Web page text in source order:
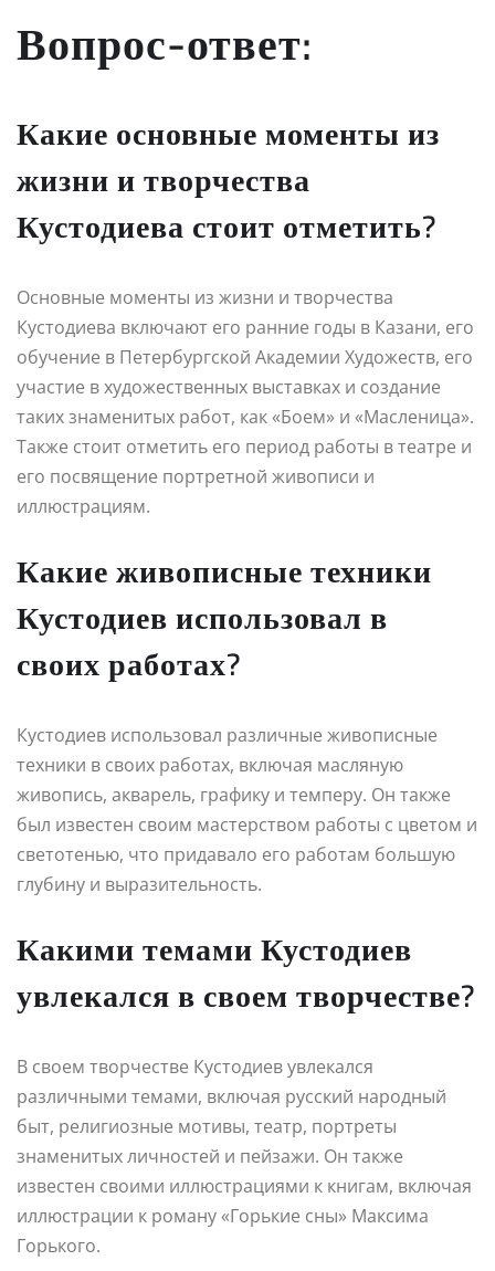
Вопрос-ответ:
Какие основные моменты из
жизни и творчества
Кустодиева стоит отметить?
Основные моменты из жизни и творчества
Кустодиева включают его ранние годы в Казани, его
обучение в Петербургской Академии Художеств, его
участие в художественных выставках и создание
таких знаменитых работ, как «Боем» и «Масленица».
Также стоит отметить его период работы в театре и
его посвящение портретной живописи и
иллюстрациям.
Какие живописные техники
Кустодиев использовал в
своих работах?
Кустодиев использовал различные живописные
техники в своих работах, включая масляную
живопись, акварель, графику и темперу. Он также
был известен своим мастерством работы с цветом и
светотенью, что придавало его работам большую
глубину и выразительность.
Какими темами Кустодиев
увлекался в своем творчестве?
В своем творчестве Кустодиев увлекался
различными темами, включая русский народный
быт, религиозные мотивы, театр, портреты
знаменитых личностей и пейзажи. Он также
известен своими иллюстрациями к книгам, включая
иллюстрации к роману «Горькие сны» Максима
Горького.